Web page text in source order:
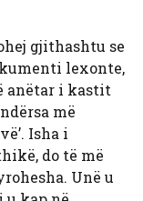
gjithashtu se
lexonte,
anëtar i kastit
më
Isha i
do të më
Unë u